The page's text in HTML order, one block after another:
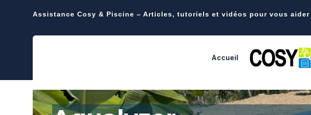
Assistance Cosy & Piscine – Articles, tutoriels et vidéos pour vous aider
Accueil